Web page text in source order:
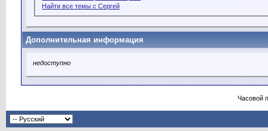
Найти все темы с Сергей
Дополнительная информация
недоступно
Часовой